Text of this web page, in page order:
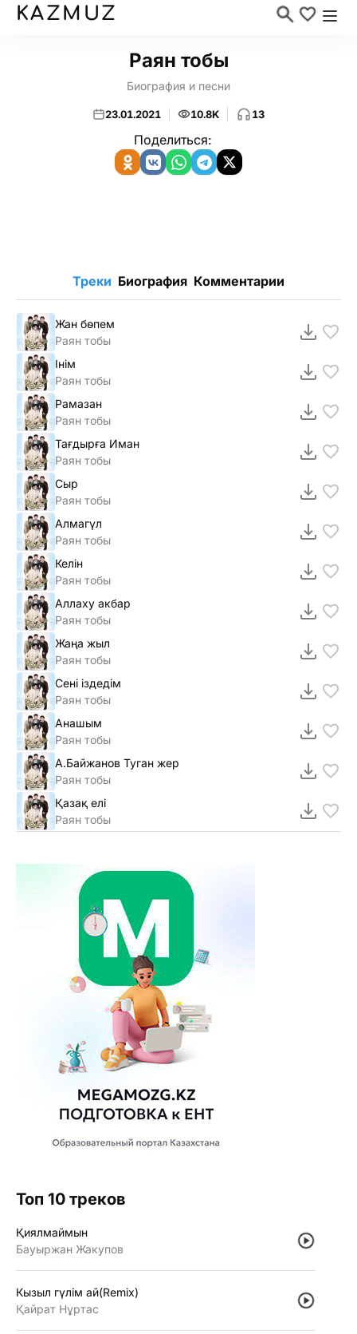
KAZMUZ
Раян тобы
Биография и песни
23.01.2021 10.8K 13
Поделиться:
Треки Биография Комментарии
Жан бөпем
Раян тобы
Інім
Раян тобы
Рамазан
Раян тобы
Тағдырға Иман
Раян тобы
Сыр
Раян тобы
Алмагүл
Раян тобы
Келін
Раян тобы
Аллаху акбар
Раян тобы
Жаңа жыл
Раян тобы
Сені іздедім
Раян тобы
Анашым
Раян тобы
А.Байжанов Туган жер
Раян тобы
Қазақ елі
Раян тобы
Топ 10 треков
Қиялмаймын
Бауыржан Жакупов
Кызыл гүлiм ай(Remix)
Қайрат Нұртас